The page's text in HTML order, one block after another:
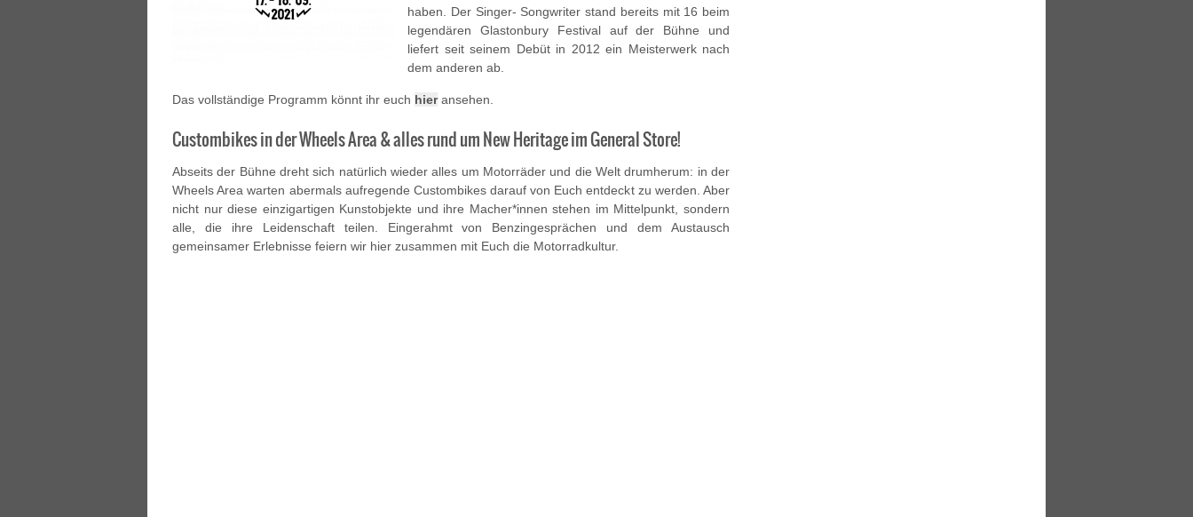
haben. Der Singer- Songwriter stand bereits mit 16 beim
legendären Glastonbury Festival auf der Bühne und
liefert seit seinem Debüt in 2012 ein Meisterwerk nach
dem anderen ab.
Das vollständige Programm könnt ihr euch hieransehen.
Custombikes in der Wheels Area & alles rund um New Heritage im General Store!
Abseits der Bühne dreht sich natürlich wieder alles um Motorräder und die Welt drumherum: in der
Wheels Area warten abermals aufregende Custombikes darauf von Euch entdeckt zu werden. Aber
nicht nur diese einzigartigen Kunstobjekte und ihre Macher*innen stehen im Mittelpunkt, sondern
alle, die ihre Leidenschaft teilen. Eingerahmt von Benzingesprächen und dem Austausch
gemeinsamer Erlebnisse feiern wir hier zusammen mit Euch die Motorradkultur.